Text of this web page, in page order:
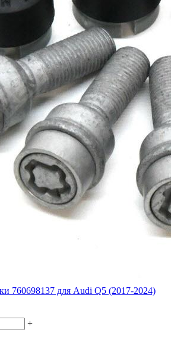
760698137 для Audi Q5 (2017-2024)
+